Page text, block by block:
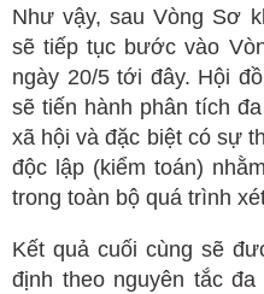
Như vậy, sau Vòng Sơ
sẽ tiếp tục bước vào
ngày 20/5 tới đây. Hội
sẽ tiến hành phân tích
xã hội và đặc biệt có sự
độc lập (kiểm toán)
trong toàn bộ quá trình
Kết quả cuối cùng sẽ
định theo nguyên tắc